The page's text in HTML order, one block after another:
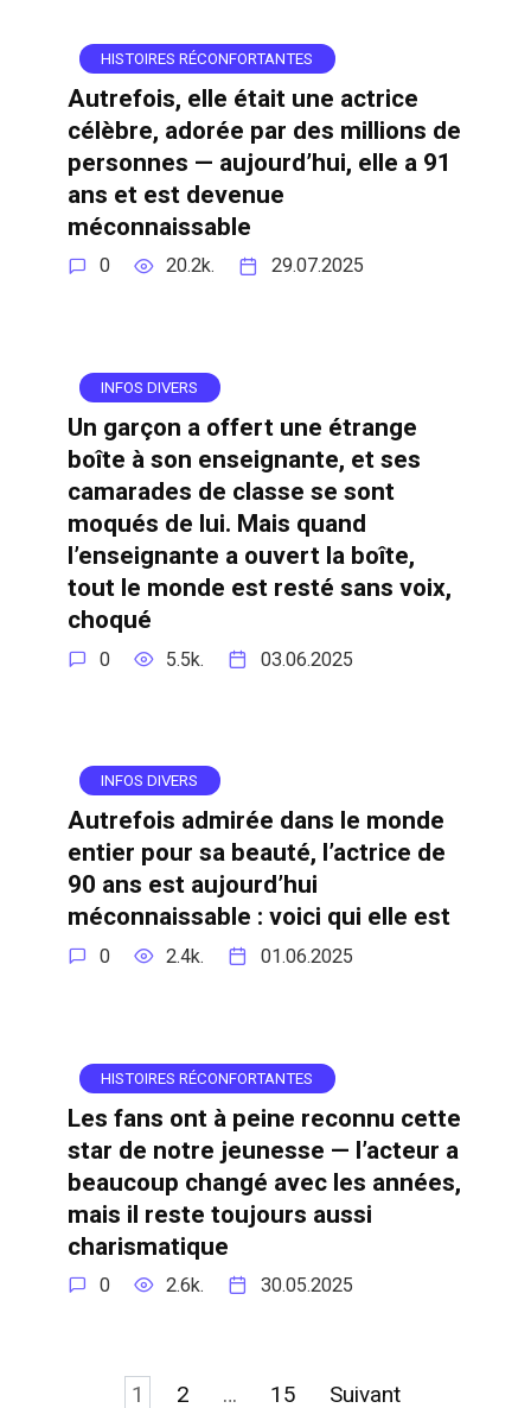
HISTOIRES RÉCONFORTANTES
Autrefois, elle était une actrice
célèbre, adorée par des millions de
personnes — aujourd’hui, elle a 91
ans et est devenue
méconnaissable
0 20.2k. 29.07.2025
INFOS DIVERS
Un garçon a offert une étrange
boîte à son enseignante, et ses
camarades de classe se sont
moqués de lui. Mais quand
l’enseignante a ouvert la boîte,
tout le monde est resté sans voix,
choqué
0 5.5k. 03.06.2025
INFOS DIVERS
Autrefois admirée dans le monde
entier pour sa beauté, l’actrice de
90 ans est aujourd’hui
méconnaissable : voici qui elle est
0 2.4k. 01.06.2025
HISTOIRES RÉCONFORTANTES
Les fans ont à peine reconnu cette
star de notre jeunesse — l’acteur a
beaucoup changé avec les années,
mais il reste toujours aussi
charismatique
0 2.6k. 30.05.2025
1 2 … 15 Suivant